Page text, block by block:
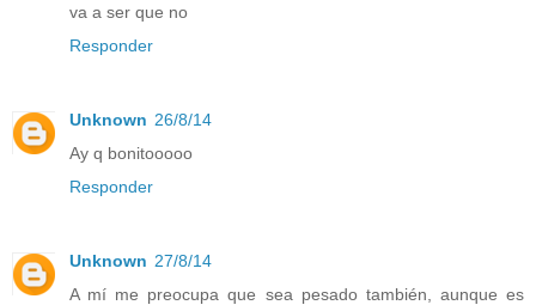
va a ser que no
Responder
Unknown 26/8/14
Ay q bonitooooo
Responder
Unknown 27/8/14
A mí me preocupa que sea pesado también, aunque es